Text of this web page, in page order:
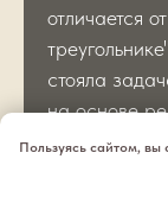
отличается
стояла
на основе
восприятия
Пользуясь сайтом, вы